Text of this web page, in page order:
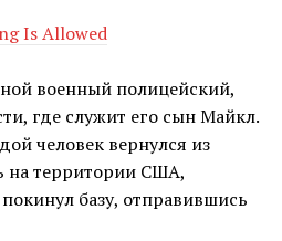
Is Allowed
военный полицейский,
где служит его сын Майкл.
человек вернулся из
на территории США,
базу, отправившись